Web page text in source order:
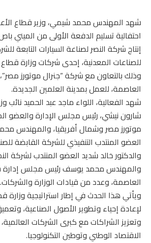
شهد المهندس محمد شيمي، وزير قطاع
احتفالية تسليم الدفعة الأولى من الميني
إنتاج شركة النصر لصناعة السيارات التابعة
للصناعات المعدنية، إحدى شركات وزارة قطاع
وذلك بالتعاون مع شركة “جنرال موتورز
العاصمة، للعمل بمدينة العلمين الجديدة.
شهد الفعالية، اللواء ماجد عبد الحميد نائب
شارون نيشي، رئيس مجلس الإدارة والعضو
موتورز مصر وشمال أفريقيا، والمهندس
العضو المنتدب التنفيذي للشركة القابضة
والدكتور خالد شديد العضو المنتدب لشركة
والمهندس محمد يوسف رئيس مجلس إدارة
العاصمة، وعدد من قيادات الوزارة والشركات.
ويأتي هذا الحدث في إطار استراتيجية وزارة
لإعادة إحياء وتطوير الأصول الصناعية،
وتعزيز الشراكات مع كبرى الشركات
الاقتصاد الوطني وتوطين التكنولوجيا.